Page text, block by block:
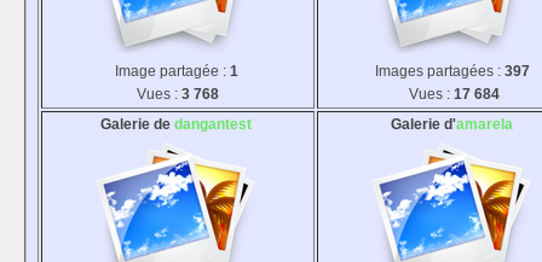
Image partagée : 1
Vues : 3 768
Images partagées : 397
Vues : 17 684
Galerie de dangantest Galerie d'amarela